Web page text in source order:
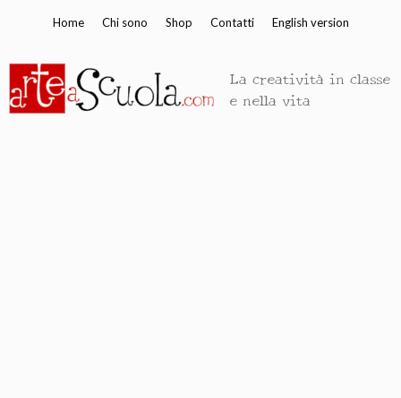
contenuto
Home Chi sono Shop Contatti English version
La creatività in classe
e nella vita